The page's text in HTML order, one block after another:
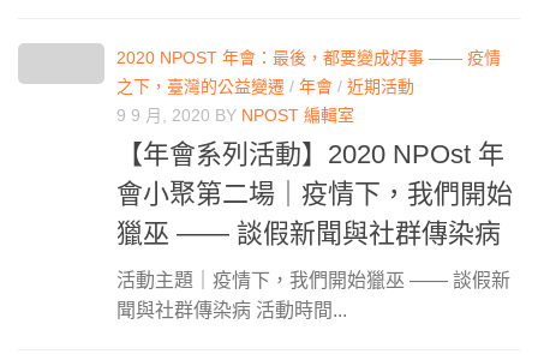
2020 NPOST 年會：最後，都要變成好事 —— 疫情
之下，臺灣的公益變遷 / 年會 / 近期活動
9 9 月, 2020 BY NPOST 編輯室
【年會系列活動】2020 NPOst 年
會小聚第二場｜疫情下，我們開始
獵巫 —— 談假新聞與社群傳染病
活動主題｜疫情下，我們開始獵巫 —— 談假新
聞與社群傳染病 活動時間...